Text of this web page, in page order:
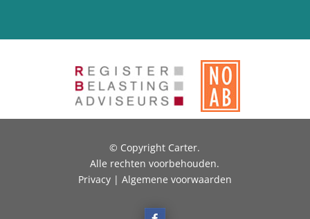
© Copyright Carter.
Alle rechten voorbehouden.
Privacy | Algemene voorwaarden